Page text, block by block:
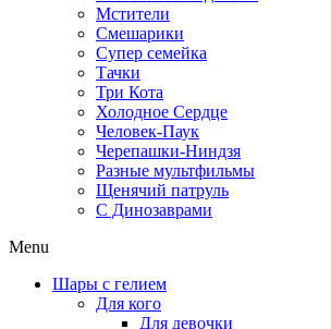
Мстители
Смешарики
Супер семейка
Тачки
Три Кота
Холодное Сердце
Человек-Паук
Черепашки-Ниндзя
Разные мультфильмы
Щенячий патруль
C Динозаврами
Menu
Шары с гелием
Для кого
Для девочки